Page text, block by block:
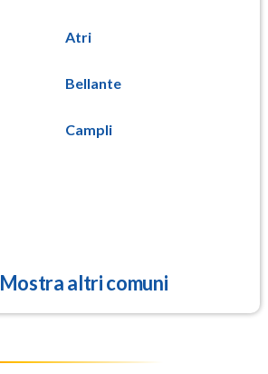
Atri
Bellante
Campli
Mostra altri comuni